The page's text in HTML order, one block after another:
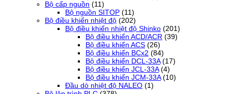
Bộ cấp nguồn (11)
Bộ nguồn SITOP (11)
Bộ điều khiển nhiệt độ (202)
Bộ điều khiển nhiệt độ Shinko (201)
Bộ điều khiển ACD/ACR (39)
Bộ điều khiển ACS (26)
Bộ điều khiển BCx2 (84)
Bộ điều khiển DCL-33A (17)
Bộ điều khiển JCL-33A (4)
Bộ điều khiển JCM-33A (10)
Đầu dò nhiệt độ NALEO (1)